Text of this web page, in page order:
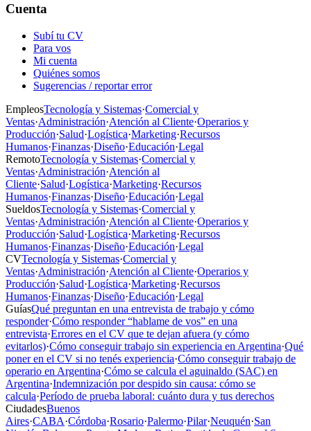
Cuenta
Subí tu CV
Para vos
Mi cuenta
Quiénes somos
Sugerencias / reportar error
EmpleosTecnología y Sistemas·Comercial y
Ventas·Administración·Atención al Cliente·Operarios y
Producción·Salud·Logística·Marketing·Recursos
Humanos·Finanzas·Diseño·Educación·Legal
RemotoTecnología y Sistemas·Comercial y
Ventas·Administración·Atención al
Cliente·Salud·Logística·Marketing·Recursos
Humanos·Finanzas·Diseño·Educación·Legal
SueldosTecnología y Sistemas·Comercial y
Ventas·Administración·Atención al Cliente·Operarios y
Producción·Salud·Logística·Marketing·Recursos
Humanos·Finanzas·Diseño·Educación·Legal
CVTecnología y Sistemas·Comercial y
Ventas·Administración·Atención al Cliente·Operarios y
Producción·Salud·Logística·Marketing·Recursos
Humanos·Finanzas·Diseño·Educación·Legal
GuíasQué preguntan en una entrevista de trabajo y cómo
responder·Cómo responder “hablame de vos” en una
entrevista·Errores en el CV que te dejan afuera (y cómo
evitarlos)·Cómo conseguir trabajo sin experiencia en Argentina·Qué
poner en el CV si no tenés experiencia·Cómo conseguir trabajo de
operario en Argentina·Cómo se calcula el aguinaldo (SAC) en
Argentina·Indemnización por despido sin causa: cómo se
calcula·Período de prueba laboral: cuánto dura y tus derechos
CiudadesBuenos
Aires·CABA·Córdoba·Rosario·Palermo·Pilar·Neuquén·San